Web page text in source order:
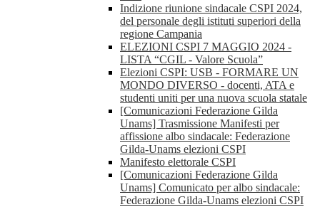
Indizione riunione sindacale CSPI 2024,
del personale degli istituti superiori della
regione Campania
ELEZIONI CSPI 7 MAGGIO 2024 -
LISTA “CGIL - Valore Scuola”
Elezioni CSPI: USB - FORMARE UN
MONDO DIVERSO - docenti, ATA e
studenti uniti per una nuova scuola statale
[Comunicazioni Federazione Gilda
Unams] Trasmissione Manifesti per
affissione albo sindacale: Federazione
Gilda-Unams elezioni CSPI
Manifesto elettorale CSPI
[Comunicazioni Federazione Gilda
Unams] Comunicato per albo sindacale:
Federazione Gilda-Unams elezioni CSPI